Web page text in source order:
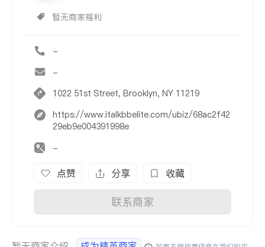
暂无商家福利
-
-
1022 51st Street, Brooklyn, NY 11219
https://www.italkbbelite.com/ubiz/68ac2f42
29eb9e004391998e
-
点赞 分享 收藏
联系商家